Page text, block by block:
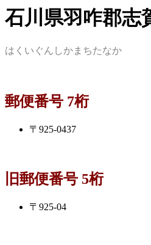
石川県羽咋郡志
はくいぐんしかまちたなか
郵便番号 7桁
〒925-0437
旧郵便番号 5桁
〒925-04